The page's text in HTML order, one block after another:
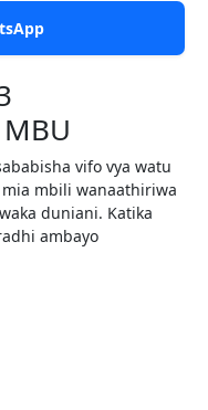
vifo vya watu
mbili wanaathiriwa
duniani. Katika
ambayo